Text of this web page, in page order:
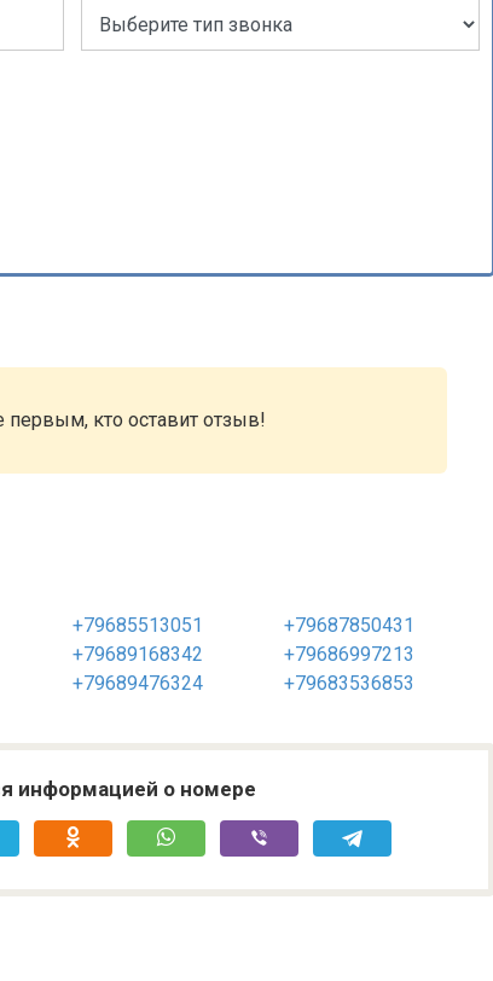
кто оставит отзыв!
+79685513051
+79687850431
+79689168342
+79686997213
+79689476324 +79683536853
информацией о номере